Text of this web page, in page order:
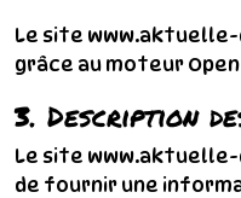
Le site
grâce au moteur
3. Description
Le site
de fournir une